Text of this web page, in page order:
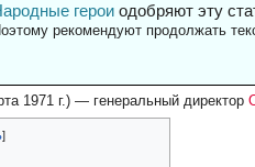
героиодобряют эту
рекомендуют продолжать
1971 г.) — генеральный директор